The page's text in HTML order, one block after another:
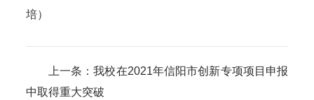
培）
上一条：我校在2021年信阳市创新专项项目申报
中取得重大突破